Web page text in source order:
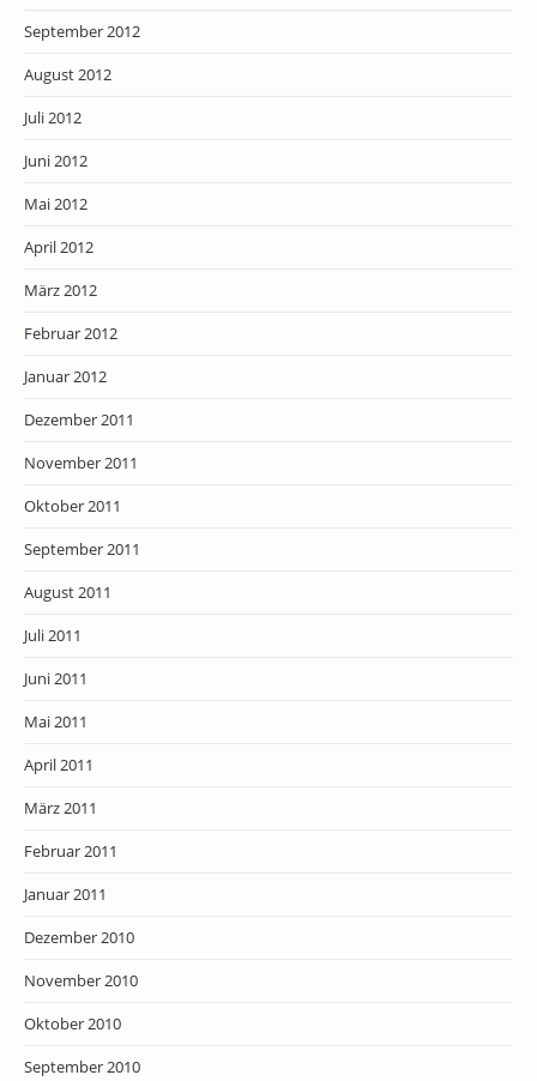
September 2012
August 2012
Juli 2012
Juni 2012
Mai 2012
April 2012
März 2012
Februar 2012
Januar 2012
Dezember 2011
November 2011
Oktober 2011
September 2011
August 2011
Juli 2011
Juni 2011
Mai 2011
April 2011
März 2011
Februar 2011
Januar 2011
Dezember 2010
November 2010
Oktober 2010
September 2010